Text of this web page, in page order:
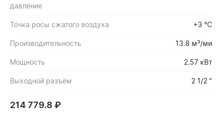
давление
Точка росы сжатого воздуха +3 °С
Производительность 13.8 м³/ми
Мощность 2.57 кВт
Выходной разъём 2 1/2 "
214 779.8 ₽